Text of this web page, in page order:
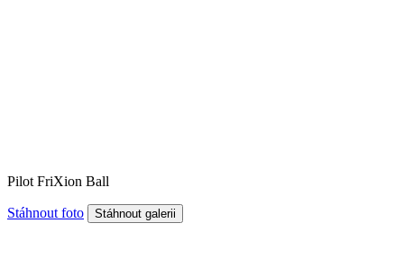
Pilot FriXion Ball
Stáhnout foto